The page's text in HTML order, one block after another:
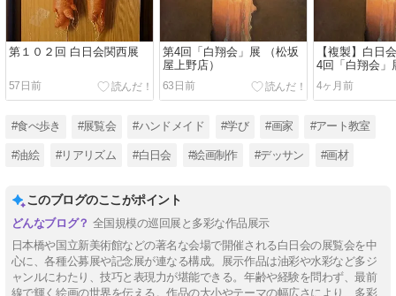
第１０２回 白日会関西展
57日前
第4回「白翔会」展 （松坂
屋上野店）
63日前
【複製】白日
4回「白翔会」
4ヶ月前
#食べ歩き #展覧会 #ハンドメイド #学び #画家 #アート教室
#油絵 #リアリズム #白日会 #絵画制作 #デッサン #画材
このブログのここがポイント
全国規模の巡回展と多彩な作品展示
日本橋や国立新美術館などの著名な会場で開催される白日会の展覧会を中
心に、各種公募展や記念展が連なる構成。展示作品は油彩や水彩など多ジ
ャンルにわたり、技巧と表現力が堪能できる。年齢や経験を問わず、最前
線で輝く絵画の世界を伝える。作品の大小やテーマの幅広さにより、多彩